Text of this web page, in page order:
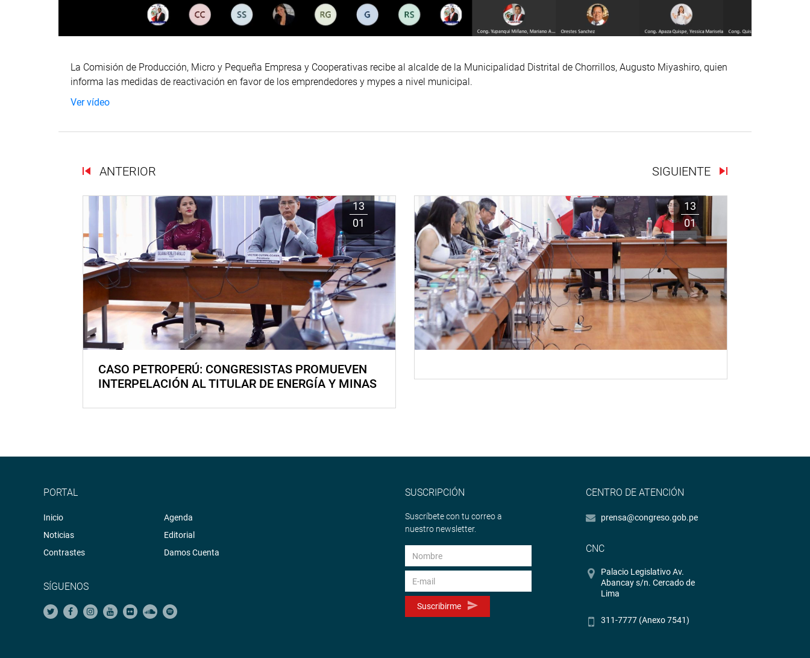
La Comisión de Producción, Micro y Pequeña Empresa y Cooperativas recibe al alcalde de la Municipalidad Distrital de Chorrillos, Augusto Miyashiro, quien
informa las medidas de reactivación en favor de los emprendedores y mypes a nivel municipal.
Ver vídeo
ANTERIOR SIGUIENTE
13
01
CASO PETROPERÚ: CONGRESISTAS PROMUEVEN
INTERPELACIÓN AL TITULAR DE ENERGÍA Y MINAS
13
01
PORTAL
Inicio
Noticias
Contrastes
Agenda
Editorial
Damos Cuenta
SÍGUENOS
SUSCRIPCIÓN
Suscríbete con tu correo a
nuestro newsletter.
Suscribirme
CENTRO DE ATENCIÓN
prensa@congreso.gob.pe
CNC
Palacio Legislativo Av.
Abancay s/n. Cercado de
Lima
311-7777 (Anexo 7541)